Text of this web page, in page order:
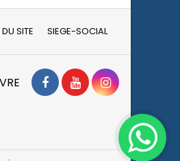
SITE SIEGE-SOCIAL
Facebook
YouTubeInstagram